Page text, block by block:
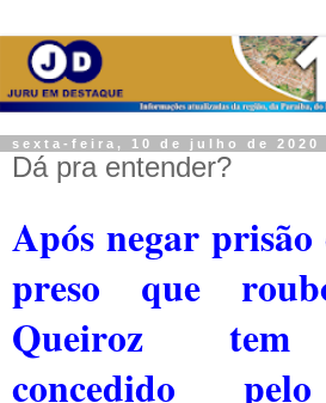
sexta-feira, 10 de julho de 2020
Dá pra entender?
Após negar
preso que
Queiroz tem
concedido